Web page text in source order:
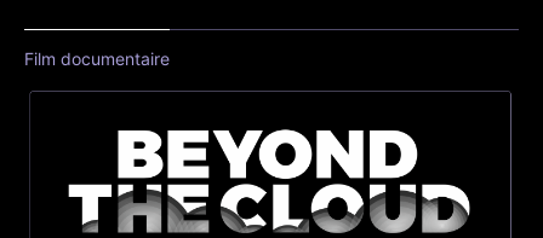
Film documentaire